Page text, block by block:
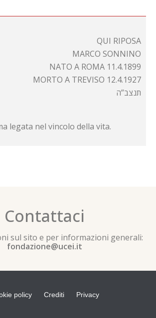
QUI RIPOSA
MARCO SONNINO
NATO A ROMA 11.4.1899
MORTO A TREVISO 12.4.1927
תנצב”ה
legata nel vincolo della vita.
Contattaci
sul sito e per informazioni generali:
fondazione@ucei.it
policy Crediti Privacy